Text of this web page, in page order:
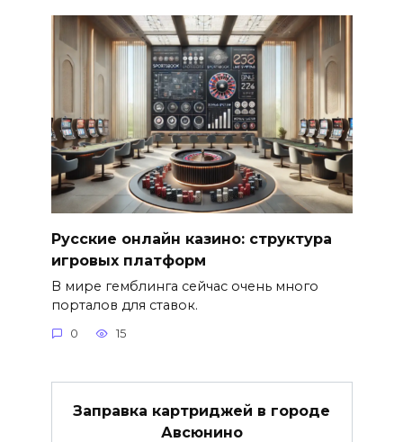
Русские онлайн казино: структура
игровых платформ
В мире гемблинга сейчас очень много
порталов для ставок.
0 15
Заправка картриджей в городе
Авсюнино